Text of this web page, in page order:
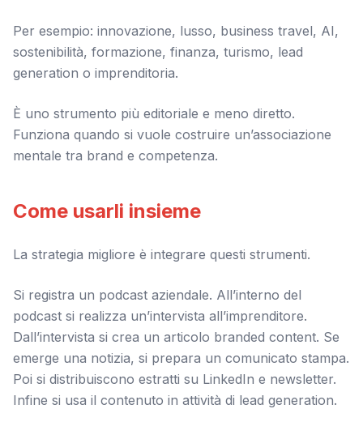
Per esempio: innovazione, lusso, business travel, AI,
sostenibilità, formazione, finanza, turismo, lead
generation o imprenditoria.
È uno strumento più editoriale e meno diretto.
Funziona quando si vuole costruire un’associazione
mentale tra brand e competenza.
Come usarli insieme
La strategia migliore è integrare questi strumenti.
Si registra un podcast aziendale. All’interno del
podcast si realizza un’intervista all’imprenditore.
Dall’intervista si crea un articolo branded content. Se
emerge una notizia, si prepara un comunicato stampa.
Poi si distribuiscono estratti su LinkedIn e newsletter.
Infine si usa il contenuto in attività di lead generation.